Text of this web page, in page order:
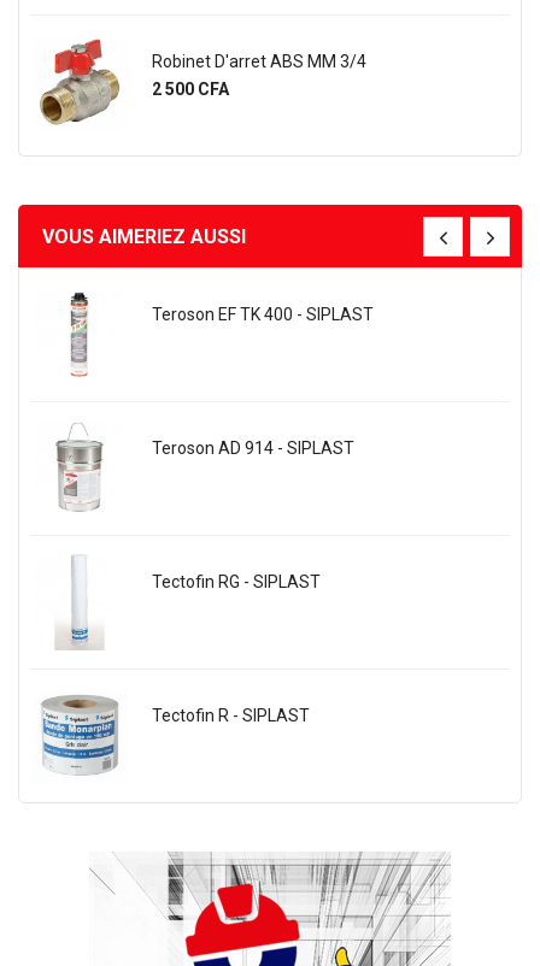
Robinet D'arret ABS MM 3/4
Prix
2 500 CFA
VOUS AIMERIEZ AUSSI
Teroson EF TK 400 - SIPLAST
Teroson AD 914 - SIPLAST
Tectofin RG - SIPLAST
Tectofin R - SIPLAST